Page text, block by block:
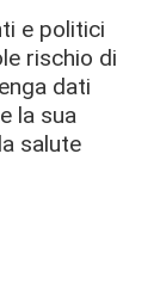
e politici
rischio di
dati
la sua
salute